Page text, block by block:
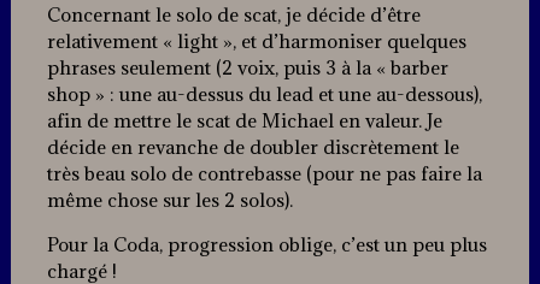
Concernant le solo de scat, je décide d’être
relativement « light », et d’harmoniser quelques
phrases seulement (2 voix, puis 3 à la « barber
shop » : une au-dessus du lead et une au-dessous),
afin de mettre le scat de Michael en valeur. Je
décide en revanche de doubler discrètement le
très beau solo de contrebasse (pour ne pas faire la
même chose sur les 2 solos).
Pour la Coda, progression oblige, c’est un peu plus
chargé !